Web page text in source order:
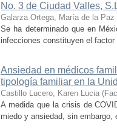
No. 3 de Ciudad Valles,
Galarza Ortega, María de la Paz
Se ha determinado que en
infecciones constituyen el
Ansiedad en médicos
tipología familiar en la
Castillo Lucero, Karen Lucia (
A medida que la crisis de
miedo y ansiedad, sin